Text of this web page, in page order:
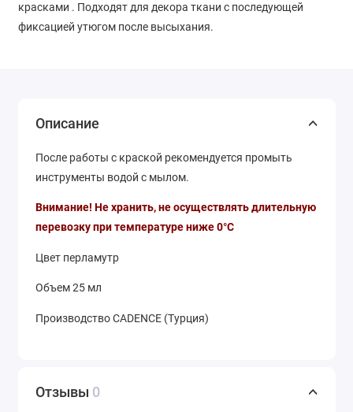
красками . Подходят для декора ткани с последующей
фиксацией утюгом после высыхания.
Описание
После работы с краской рекомендуется промыть
инструменты водой с мылом.
Внимание! Не хранить, не осуществлять длительную
перевозку при температуре ниже 0°С
Цвет перламутр
Объем 25 мл
Производство CADENCE (Турция)
Отзывы 0